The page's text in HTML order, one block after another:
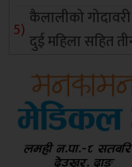
कैलालीको
दुई महिला सहित